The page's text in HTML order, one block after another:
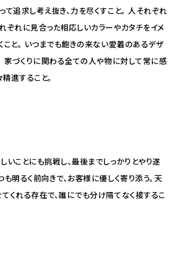
て追求し考え抜き、力を尽くすこと。 人それぞれ
ぞれに見合った相応しいカラーやカタチをイメ
こと。 いつまでも飽きの来ない愛着のあるデザ
家づくりに関わる全ての人や物に対して常に感
進すること。
いことにも挑戦し、最後までしっかりとやり遂
も明るく前向きで、お客様に優しく寄り添う。天
くれる存在で、誰にでも分け隔てなく接するこ